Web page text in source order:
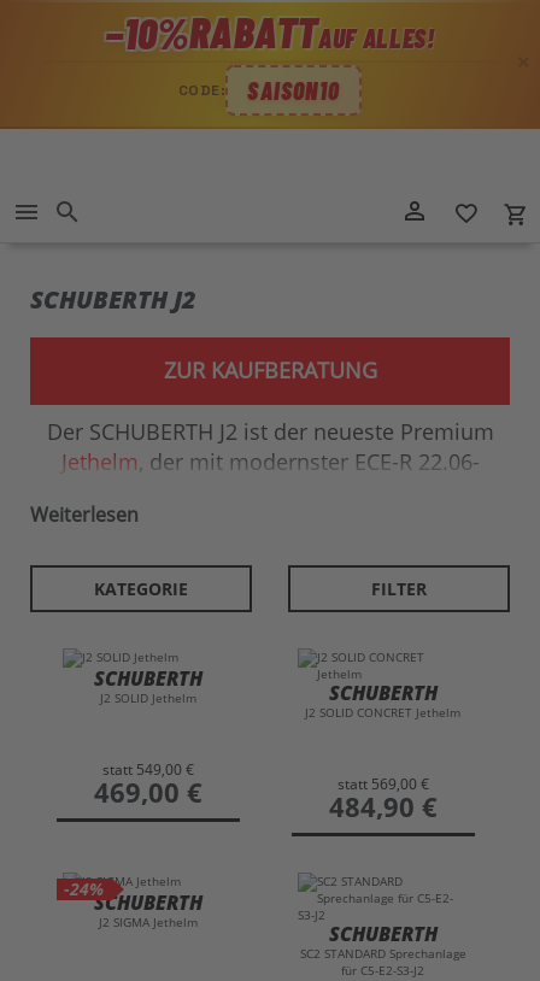
−10%RABATTAUF ALLES!
CODE: SAISON10
person_outline favorite_border local_grocery_store
menu search
SCHUBERTH J2
ZUR KAUFBERATUNG
Der SCHUBERTH J2 ist der neueste Premium
Jethelm, der mit modernster ECE-R 22.06-
Kombination aus maximaler Sicherheit,
Aeroakustik setzt der J2 neue Maßstäbe in der
Kategorie der offenen Helme. Dank seiner
abnehmbaren Kinnleiste und dem SCHUBERTH
INDIVIDUAL PROGRAM bietet er eine
außergewöhnliche Flexibilität und
jeder Fahrt auf Komfort und Sicherheit setzen,
ob im Stadtverkehr oder auf langen Touren.
Weiterlesen
KATEGORIE FILTER
SCHUBERTH
J2 SOLID Jethelm
statt 549,00 €
preis
469,00 €
SCHUBERTH
J2 SOLID CONCRET Jethelm
statt 569,00 €
preis
484,90 €
-24%
SCHUBERTH
J2 SIGMA Jethelm SCHUBERTH
SC2 STANDARD Sprechanlage
für C5-E2-S3-J2